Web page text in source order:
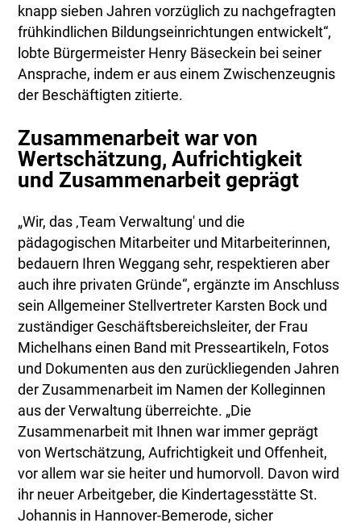
knapp sieben Jahren vorzüglich zu nachgefragten
frühkindlichen Bildungseinrichtungen entwickelt“,
lobte Bürgermeister Henry Bäseckein bei seiner
Ansprache, indem er aus einem Zwischenzeugnis
der Beschäftigten zitierte.
Zusammenarbeit war von
Wertschätzung, Aufrichtigkeit
und Zusammenarbeit geprägt
„Wir, das ‚Team Verwaltung' und die
pädagogischen Mitarbeiter und Mitarbeiterinnen,
bedauern Ihren Weggang sehr, respektieren aber
auch ihre privaten Gründe“, ergänzte im Anschluss
sein Allgemeiner Stellvertreter Karsten Bock und
zuständiger Geschäftsbereichsleiter, der Frau
Michelhans einen Band mit Presseartikeln, Fotos
und Dokumenten aus den zurückliegenden Jahren
der Zusammenarbeit im Namen der Kolleginnen
aus der Verwaltung überreichte. „Die
Zusammenarbeit mit Ihnen war immer geprägt
von Wertschätzung, Aufrichtigkeit und Offenheit,
vor allem war sie heiter und humorvoll. Davon wird
ihr neuer Arbeitgeber, die Kindertagesstätte St.
Johannis in Hannover-Bemerode, sicher